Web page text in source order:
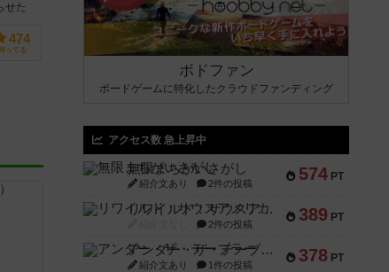
せた
474
ってる
ボドファン
ボードゲームに特化したクラウドファンディング
アクセス数 急上昇中
574 PT
無限まちがいさがし
紹介文あり 2件の投稿
389 PT
リワイルド：サウスアメリカ
2件の投稿
378 PT
アンダー・ザ・テーブラー
紹介文あり 1件の投稿